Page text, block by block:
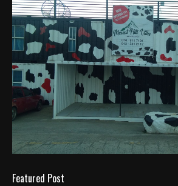
Featured Post